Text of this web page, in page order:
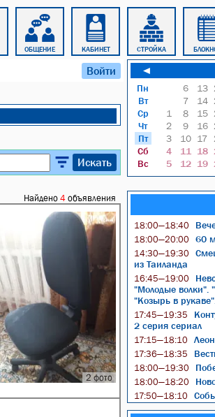
ОБЩЕНИЕ КАБИНЕТ СТРОЙКА
Войти
Искать
Найдено 4объявления
2 фото
◄
Пн
Вт
Ср
Чт
Пт
Сб
Вс
6 13
7
14
1
8 15
2
9 16
3
10 17
4
11 18
5
12 19
18:00—18:40
18:00—20:00 60
14:30—19:30
из Таиланда
16:45—19:00
"Молодые волки".
"Козырь в
17:45—19:35
2 серия сериал
17:15—18:10
17:36—18:35
18:00—19:30
18:00—18:20
17:50—18:10